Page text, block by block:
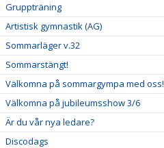
Gruppträning
Artistisk gymnastik (AG)
Sommarläger v.32
Sommarstängt!
Välkomna på sommargympa med oss!
Välkomna på jubileumsshow 3/6
Är du vår nya ledare?
Discodags